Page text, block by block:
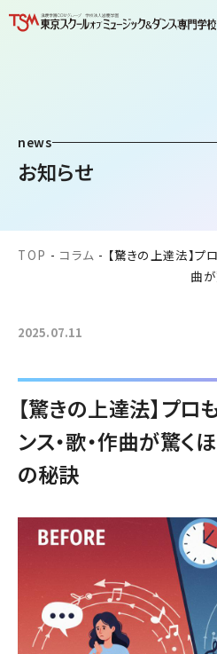
news
お知らせ
TOP - コラム - 【驚きの上達法】プ
曲
2025.07.11
【驚きの上達法】プロ
ンス・歌・作曲が驚く
の秘訣